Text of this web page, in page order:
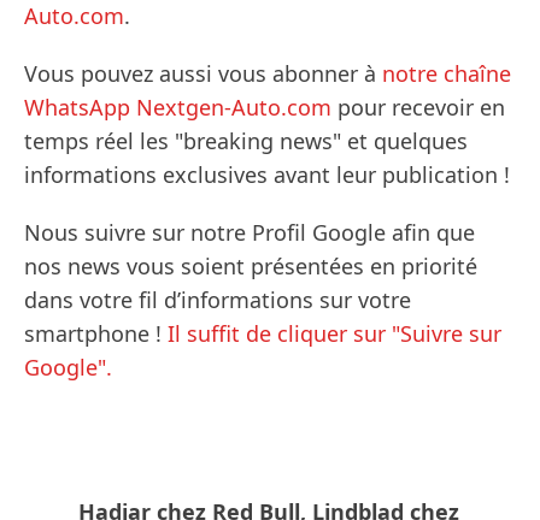
Auto.com.
Vous pouvez aussi vous abonner à notre chaîne
WhatsApp Nextgen-Auto.com pour recevoir en
temps réel les "breaking news" et quelques
informations exclusives avant leur publication !
Nous suivre sur notre Profil Google afin que
nos news vous soient présentées en priorité
dans votre fil d’informations sur votre
smartphone ! Il suffit de cliquer sur "Suivre sur
Google".
Hadjar chez Red Bull, Lindblad chez